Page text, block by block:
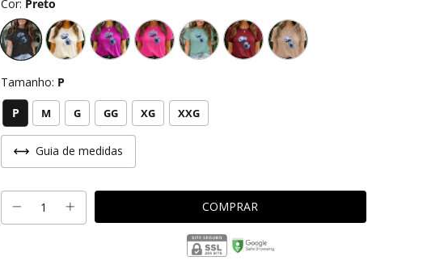
Cor: Preto
Tamanho: P
P M G GG XG XXG
Guia de medidas